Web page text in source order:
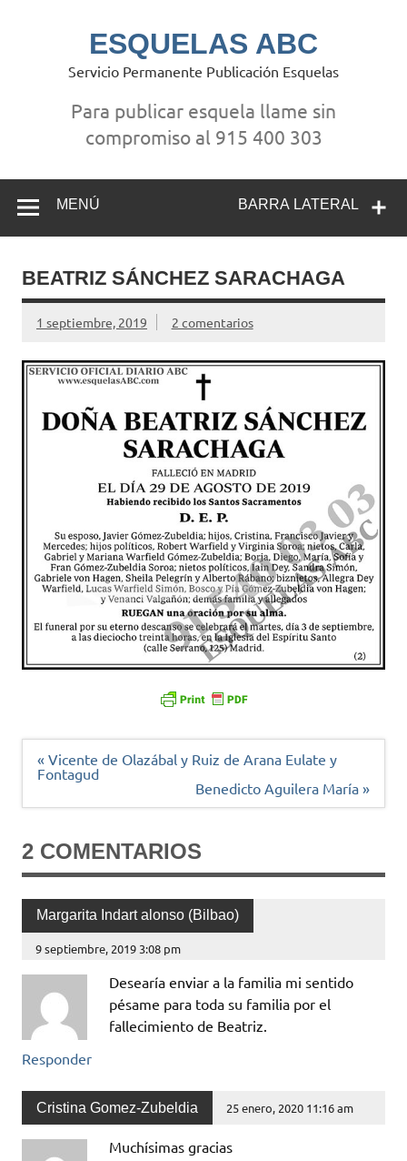
ESQUELAS ABC
Servicio Permanente Publicación Esquelas
Para publicar esquela llame sin
compromiso al 915 400 303
BARRA LATERAL
MENÚ
BEATRIZ SÁNCHEZ SARACHAGA
1 septiembre, 2019 2 comentarios
Navegación
de
entradas
« Vicente de Olazábal y Ruiz de Arana Eulate y
Fontagud
Benedicto Aguilera María »
2 COMENTARIOS
Margarita Indart alonso (Bilbao)
9 septiembre, 2019 3:08 pm
Desearía enviar a la familia mi sentido
pésame para toda su familia por el
fallecimiento de Beatriz.
Responder
Cristina Gomez-Zubeldia 25 enero, 2020 11:16 am
Muchísimas gracias